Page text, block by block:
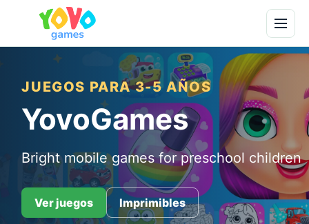
JUEGOS PARA 3-5 AÑOS
YovoGames
Bright mobile games for preschool children
Ver juegos Imprimibles